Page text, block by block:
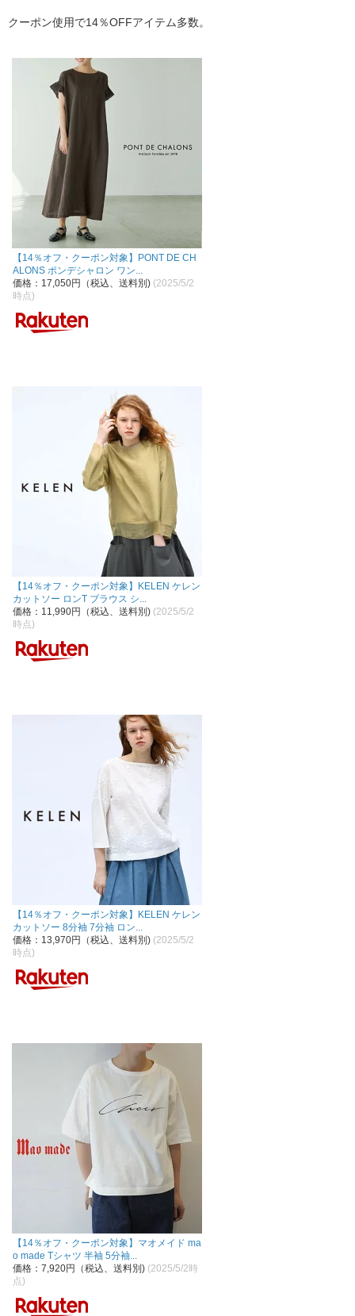
クーポン使用で14％OFFアイテム多数。
【14％オフ・クーポン対象】PONT DE CH
ALONS ポンデシャロン ワン...
価格：17,050円（税込、送料別) (2025/5/2
時点)
【14％オフ・クーポン対象】KELEN ケレン
カットソー ロンT ブラウス シ...
価格：11,990円（税込、送料別) (2025/5/2
時点)
【14％オフ・クーポン対象】KELEN ケレン
カットソー 8分袖 7分袖 ロン...
価格：13,970円（税込、送料別) (2025/5/2
時点)
【14％オフ・クーポン対象】マオメイド ma
o made Tシャツ 半袖 5分袖...
価格：7,920円（税込、送料別) (2025/5/2時
点)